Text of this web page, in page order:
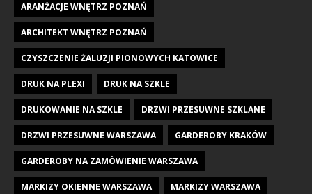
ARANŻACJE WNĘTRZ POZNAŃ
ARCHITEKT WNĘTRZ POZNAŃ
CZYSZCZENIE ŻALUZJI PIONOWYCH KATOWICE
DRUK NA PLEXI DRUK NA SZKLE
DRUKOWANIE NA SZKLE DRZWI PRZESUWNE SZKLANE
DRZWI PRZESUWNE WARSZAWA GARDEROBY KRAKÓW
GARDEROBY NA ZAMÓWIENIE WARSZAWA
MARKIZY OKIENNE WARSZAWA MARKIZY WARSZAWA